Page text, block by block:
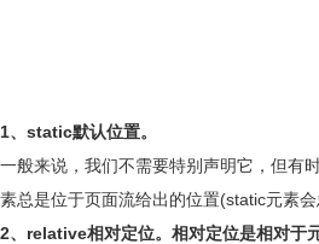
1、static默认位置。
一般来说，我们不需要特别声明它，但有
素总是位于页面流给出的位置(static元素
2、relative相对定位。 相对定位是相对于